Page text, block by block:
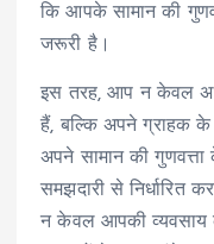
कि आपके सामान की
जरूरी है।
इस तरह, आप न केवल
हैं, बल्कि अपने ग्राहक के
अपने सामान की
समझदारी से निर्धारित
न केवल आपकी व्यवसाय